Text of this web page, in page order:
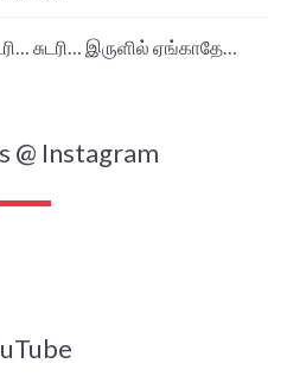
சுடரி… இருளில் ஏங்காதே…
@ Instagram